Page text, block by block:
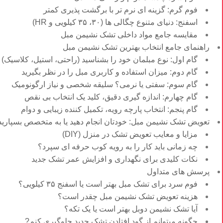
فوم گرم: گزینه ای نرم تر با برگشت پذیری کمتر
اسفنج: دنیای متنوع چگالی ها (۳۰، ۳۵ کیلویی و HR)
مقایسه جامع مواد داخلی تشک نشیمن مبل
راهنمای جامع انتخاب بهترین تشک نشیمن مبل
گام اول: نوع مبلمان خود را بشناسید (راحتی، استیل، کلاسیک)
گام دوم: میزان استفاده و کاربری مبل را در نظر بگیرید
گام سوم: سفتی یا نرمی؟ سلیقه شخصی و نیاز ارگونومیک
گام چهارم: اندازه گیری دقیق، کلید یک انتخاب بی نقص
گام پنجم: انتخاب پارچه رویه، تکمیل کننده زیبایی و دوام
تعویض تشک نشیمن مبل: خودتان انجام دهید یا به متخصص
مزایا و معایب تعویض تشک در منزل (DIY)
چه زمانی باید کار را به رویه کوب حرفه ای سپرد؟
نکات کلیدی برای نگهداری و افزایش عمر تشک جدید
پرسش های متداول
فوم سرد برای تشک مبل بهتر است یا اسفنج ۳۵ کیلویی؟
هزینه تعویض تشک نشیمن مبل چقدر است؟
آیا تشک نشیمن دوبل بهتر است یا یک تکه؟
چگونه میتوانم از گود افتادن تشک جدید جلوگیری کنم?